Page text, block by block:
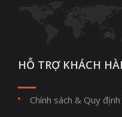
HỖ TRỢ KHÁCH
Chính sách & Quy